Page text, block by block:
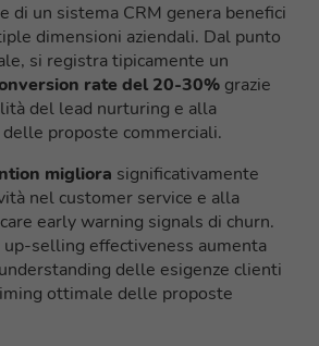
di un sistema CRM genera benefici
dimensioni aziendali. Dal punto
si registra tipicamente un
rate del 20-30% grazie
del lead nurturing e alla
proposte commerciali.
migliora significativamente
nel customer service e alla
early warning signals di churn.
selling effectiveness aumenta
delle esigenze clienti
ottimale delle proposte